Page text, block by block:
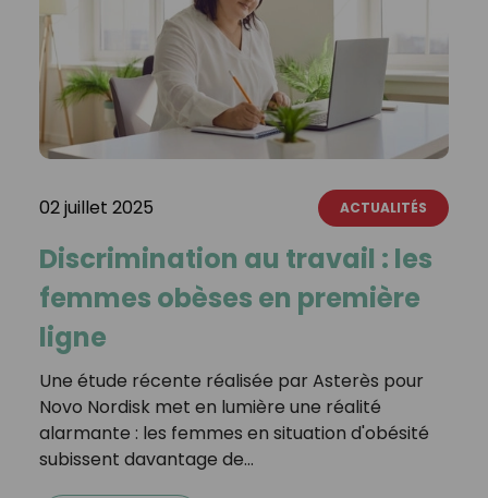
02 juillet 2025 ACTUALITÉS
Discrimination au travail : les
femmes obèses en première
ligne
Une étude récente réalisée par Asterès pour
Novo Nordisk met en lumière une réalité
alarmante : les femmes en situation d'obésité
subissent davantage de…